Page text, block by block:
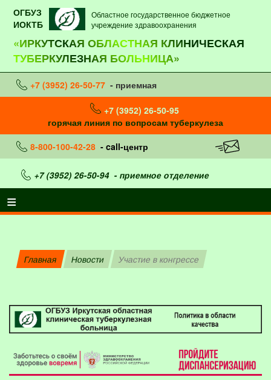
ОГБУЗ
ИОКТБ
Областное государственное бюджетное
учреждение здравоохранения
«ИРКУТСКАЯ ОБЛАСТНАЯ КЛИНИЧЕСКАЯ
ТУБЕРКУЛЕЗНАЯ БОЛЬНИЦА»
+7 (3952) 26-50-77 - приемная
+7 (3952) 26-50-95
горячая линия по вопросам туберкулеза
8-800-100-42-28 - call-центр
+7 (3952) 26-50-94- приемное отделение
Главная Новости Участие в конгрессе